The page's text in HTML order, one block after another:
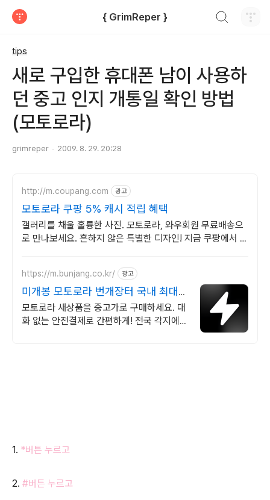
{ GrimReper }
tips
새로 구입한 휴대폰 남이 사용하
던 중고 인지 개통일 확인 방법
(모토로라)
grimreper 2009. 8. 29. 20:28
http://m.coupang.com 광고
모토로라 쿠팡 5% 캐시 적립 혜택
갤러리를 채울 훌륭한 사진. 모토로라, 와우회원 무료배송으
로 만나보세요. 흔하지 않은 특별한 디자인! 지금 쿠팡에서 다
https://m.bunjang.co.kr/ 광고
미개봉 모토로라 번개장터 국내 최대
브랜드 중고거래
모토로라 새상품을 중고가로 구매하세요. 대
화 없는 안전결제로 간편하게! 전국 각지에서
1. *버튼 누르고
2. #버튼 누르고